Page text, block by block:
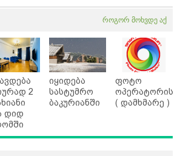
როგორ მოხვდე აქ
2
დიდ
იყიდება
სასტუმრო
ბაკურიანში
ფოტო
ოპერატორის
( დამხმარე )